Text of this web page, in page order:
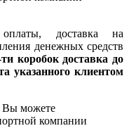
доставка на
денежных средств
коробок доставка до
указанного клиентом
Вы можете
компании